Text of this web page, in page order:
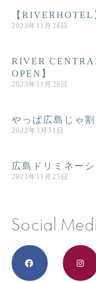
【RIVERHOTEL
2023年11月28日
RIVER
OPEN】
2023年11月28日
やっぱ広島じゃ
2022年3月31日
広島ドリミネー
2021年11月25日
Social